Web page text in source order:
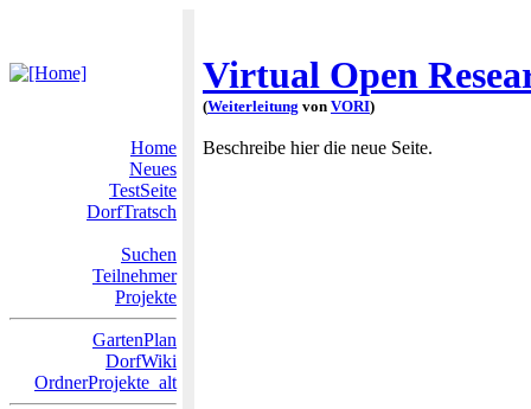
Virtual Open
(Weiterleitung von VORI)
Home
Neues
TestSeite
DorfTratsch
Suchen
Teilnehmer
Projekte
GartenPlan
DorfWiki
OrdnerProjekte_alt
Beschreibe hier die neue Seite.